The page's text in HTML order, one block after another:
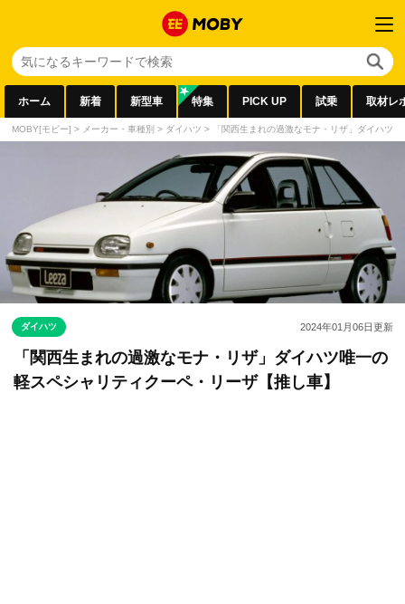
ホーム 新着 新型車 特集 PICK UP 試乗 取材レ
MOBY[モビー] > メーカー・車種別 > ダイハツ > 「関西生まれの過激なモナ・リザ」ダイハツ
ダイハツ 2024年01月06日更新
「関西生まれの過激なモナ・リザ」ダイハツ唯一の
軽スペシャリティクーペ・リーザ【推し車】